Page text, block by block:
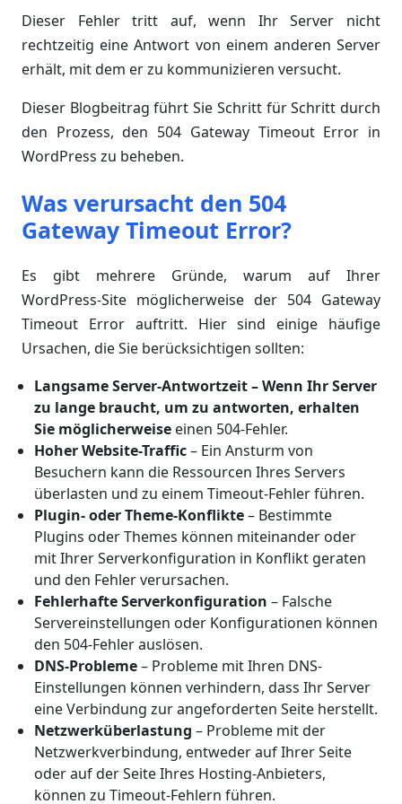
Dieser Fehler tritt auf, wenn Ihr Server nicht
rechtzeitig eine Antwort von einem anderen Server
erhält, mit dem er zu kommunizieren versucht.
Dieser Blogbeitrag führt Sie Schritt für Schritt durch
den Prozess, den 504 Gateway Timeout Error in
WordPress zu beheben.
Was verursacht den 504
Gateway Timeout Error?
Es gibt mehrere Gründe, warum auf Ihrer
WordPress-Site möglicherweise der 504 Gateway
Timeout Error auftritt. Hier sind einige häufige
Ursachen, die Sie berücksichtigen sollten:
Langsame Server-Antwortzeit – Wenn Ihr Server
zu lange braucht, um zu antworten, erhalten
Sie möglicherweise einen 504-Fehler.
Hoher Website-Traffic– Ein Ansturm von
Besuchern kann die Ressourcen Ihres Servers
überlasten und zu einem Timeout-Fehler führen.
Plugin- oder Theme-Konflikte– Bestimmte
Plugins oder Themes können miteinander oder
mit Ihrer Serverkonfiguration in Konflikt geraten
und den Fehler verursachen.
Fehlerhafte Serverkonfiguration – Falsche
Servereinstellungen oder Konfigurationen können
den 504-Fehler auslösen.
DNS-Probleme– Probleme mit Ihren DNS-
Einstellungen können verhindern, dass Ihr Server
eine Verbindung zur angeforderten Seite herstellt.
Netzwerküberlastung – Probleme mit der
Netzwerkverbindung, entweder auf Ihrer Seite
oder auf der Seite Ihres Hosting-Anbieters,
können zu Timeout-Fehlern führen.